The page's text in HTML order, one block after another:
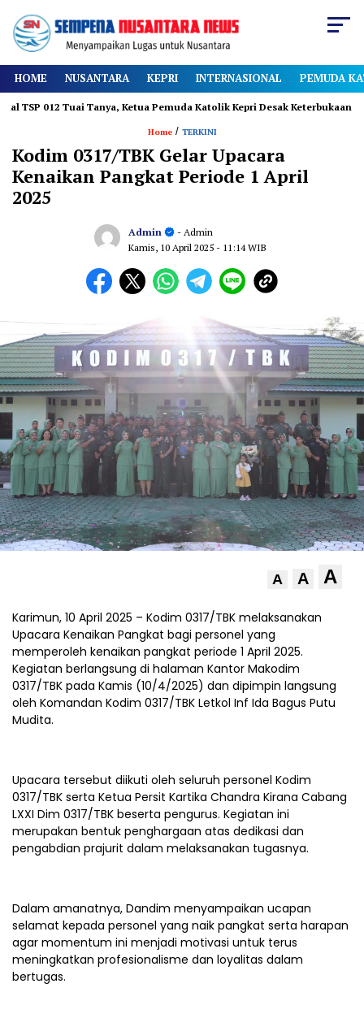
HOME NUSANTARA KEPRI INTERNASIONAL PEMUDA
Tuai Tanya, Ketua Pemuda Katolik Kepri Desak Keterbukaan
Home/ TERKINI
Kodim 0317/TBK Gelar Upacara
Kenaikan Pangkat Periode 1 April
2025
Admin
- Admin
Kamis, 10 April 2025 - 11:14 WIB
A A A
Karimun, 10 April 2025 – Kodim 0317/TBK melaksanakan
Upacara Kenaikan Pangkat bagi personel yang
memperoleh kenaikan pangkat periode 1 April 2025.
Kegiatan berlangsung di halaman Kantor Makodim
0317/TBK pada Kamis (10/4/2025) dan dipimpin langsung
oleh Komandan Kodim 0317/TBK Letkol Inf Ida Bagus Putu
Mudita.
Upacara tersebut diikuti oleh seluruh personel Kodim
0317/TBK serta Ketua Persit Kartika Chandra Kirana Cabang
LXXI Dim 0317/TBK beserta pengurus. Kegiatan ini
merupakan bentuk penghargaan atas dedikasi dan
pengabdian prajurit dalam melaksanakan tugasnya.
Dalam amanatnya, Dandim menyampaikan ucapan
selamat kepada personel yang naik pangkat serta harapan
agar momentum ini menjadi motivasi untuk terus
meningkatkan profesionalisme dan loyalitas dalam
bertugas.